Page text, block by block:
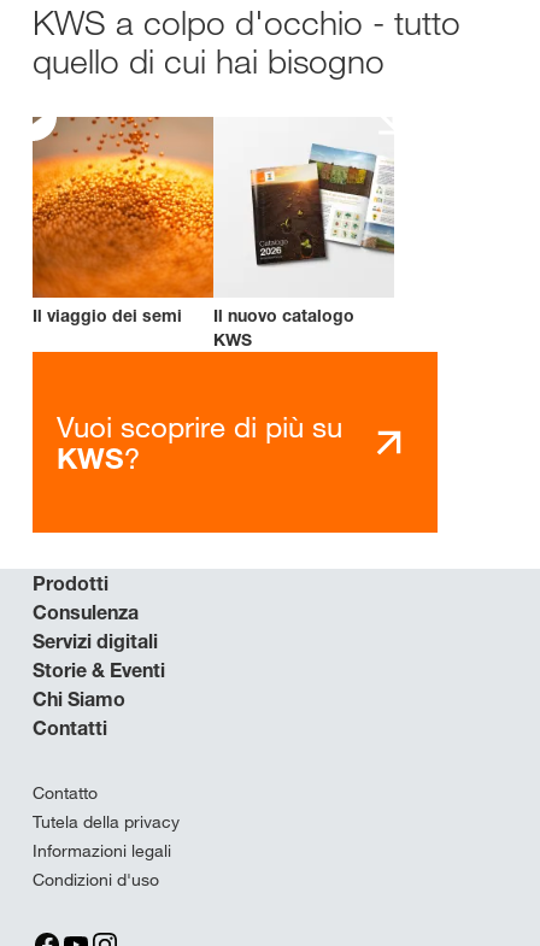
KWS a colpo d'occhio - tutto
quello di cui hai bisogno
Il viaggio dei semi
Il nuovo catalogo
KWS
Vuoi scoprire di più su
KWS?
Prodotti
Consulenza
Servizi digitali
Storie & Eventi
Chi Siamo
Contatti
Contatto
Tutela della privacy
Informazioni legali
Condizioni d'uso